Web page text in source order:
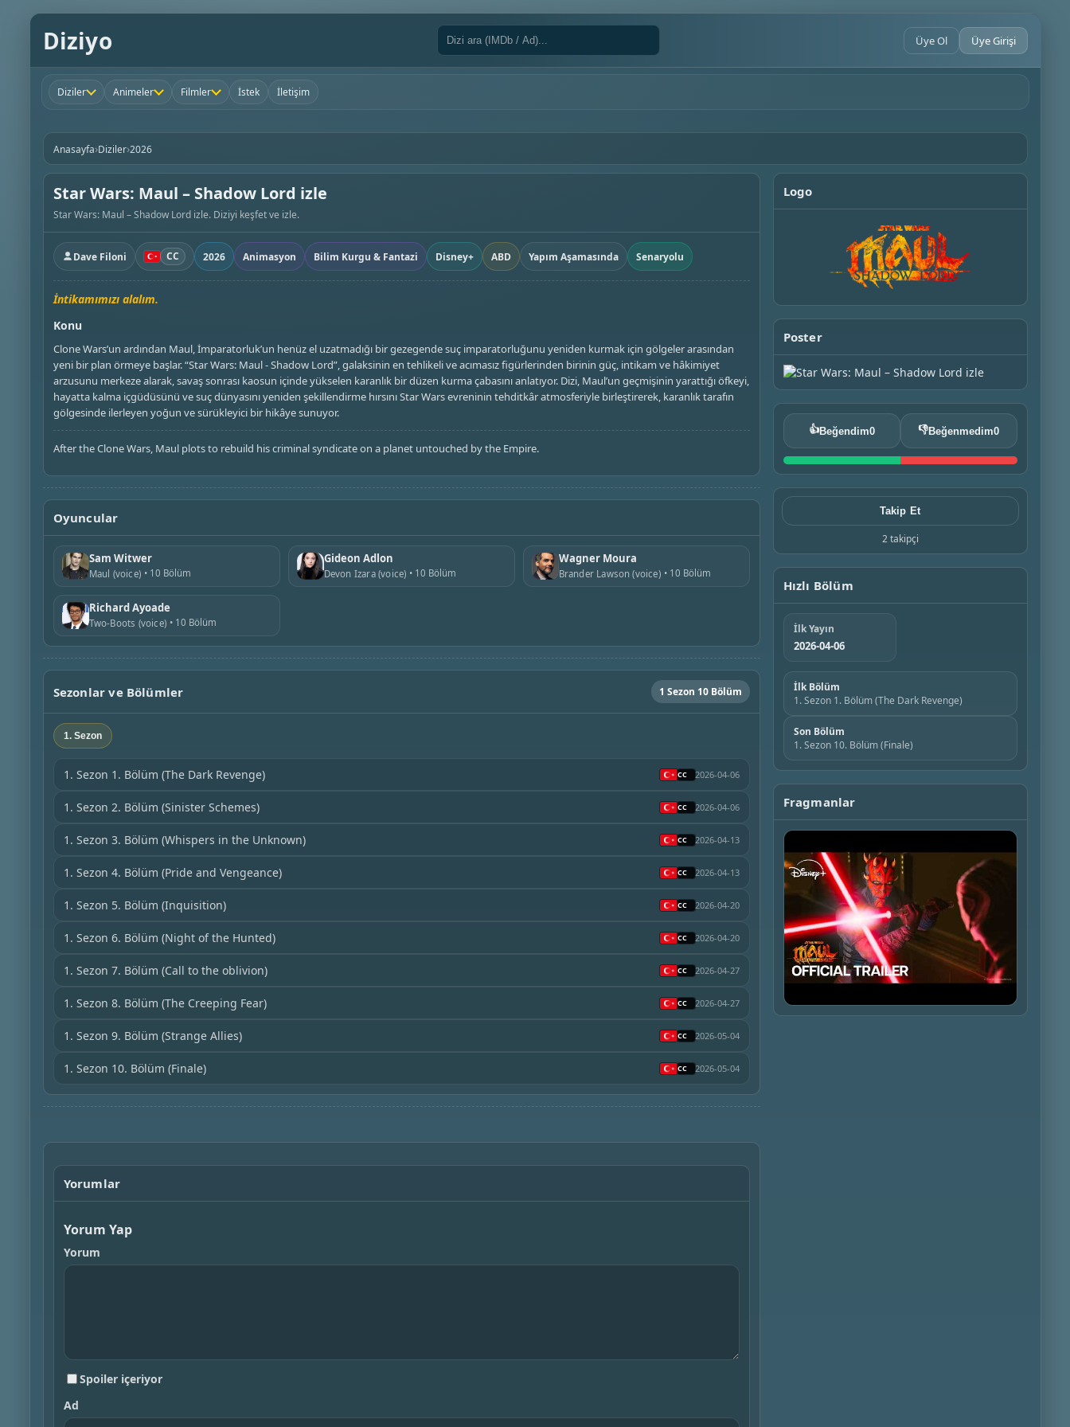
Diziyo Üye Ol Üye Girişi
Diziler Animeler Filmler İstek İletişim
Anasayfa›Diziler›2026
Star Wars: Maul – Shadow Lord izle
Star Wars: Maul – Shadow Lord izle. Diziyi keşfet ve izle.
Dave Filoni CC 2026 Animasyon Bilim Kurgu & Fantazi Disney+ ABD Yapım Aşamasında Senaryolu
İntikamımızı alalım.
Konu
Clone Wars’un ardından Maul, İmparatorluk’un henüz el uzatmadığı bir gezegende suç imparatorluğunu yeniden kurmak için gölgeler arasından
yeni bir plan örmeye başlar. “Star Wars: Maul - Shadow Lord”, galaksinin en tehlikeli ve acımasız figürlerinden birinin güç, intikam ve hâkimiyet
arzusunu merkeze alarak, savaş sonrası kaosun içinde yükselen karanlık bir düzen kurma çabasını anlatıyor. Dizi, Maul’un geçmişinin yarattığı öfkeyi,
hayatta kalma içgüdüsünü ve suç dünyasını yeniden şekillendirme hırsını Star Wars evreninin tehditkâr atmosferiyle birleştirerek, karanlık tarafın
gölgesinde ilerleyen yoğun ve sürükleyici bir hikâye sunuyor.
After the Clone Wars, Maul plots to rebuild his criminal syndicate on a planet untouched by the Empire.
Oyuncular
Sam Witwer
Maul (voice) 10 Bölüm
Gideon Adlon
Devon Izara (voice) 10 Bölüm
Wagner Moura
Brander Lawson (voice) 10 Bölüm
Richard Ayoade
Two-Boots (voice) 10 Bölüm
Sezonlar ve Bölümler 1 Sezon 10 Bölüm
1. Sezon
1. Sezon 1. Bölüm (The Dark Revenge) 2026-04-06
1. Sezon 2. Bölüm (Sinister Schemes) 2026-04-06
1. Sezon 3. Bölüm (Whispers in the Unknown) 2026-04-13
1. Sezon 4. Bölüm (Pride and Vengeance) 2026-04-13
1. Sezon 5. Bölüm (Inquisition) 2026-04-20
1. Sezon 6. Bölüm (Night of the Hunted) 2026-04-20
1. Sezon 7. Bölüm (Call to the oblivion) 2026-04-27
1. Sezon 8. Bölüm (The Creeping Fear) 2026-04-27
1. Sezon 9. Bölüm (Strange Allies) 2026-05-04
1. Sezon 10. Bölüm (Finale) 2026-05-04
Logo
Poster
👍Beğendim0 👎Beğenmedim0
Takip Et
2 takipçi
Hızlı Bölüm
İlk Yayın
2026-04-06
İlk Bölüm
1. Sezon 1. Bölüm (The Dark Revenge)
Son Bölüm
1. Sezon 10. Bölüm (Finale)
Fragmanlar
Yorumlar
Yorum Yap
Yorum
Spoiler içeriyor
Ad